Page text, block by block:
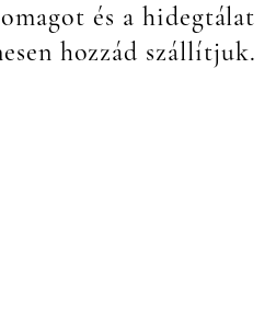
és a hidegtálat
hozzád szállítjuk.